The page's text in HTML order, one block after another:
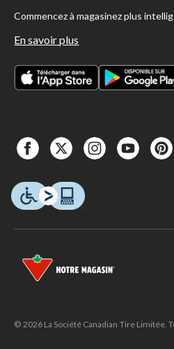
Commencez à magasinez plus
En savoir plus
© 2026 La Société Canadian Tire Limitée.